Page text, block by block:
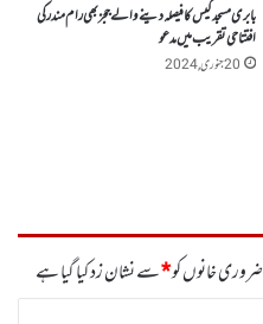
بابری مسجد کیس کا فیصلہ دینے والے ججز بھی رام مندر کی
افتتاحی تقریب میں مدعو
20 جنوری, 2024
ضروری خانوں کو*سے نشان زد کیا گیا ہے